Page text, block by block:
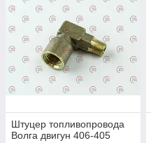
Штуцер топливопровода
Волга двигун 406-405